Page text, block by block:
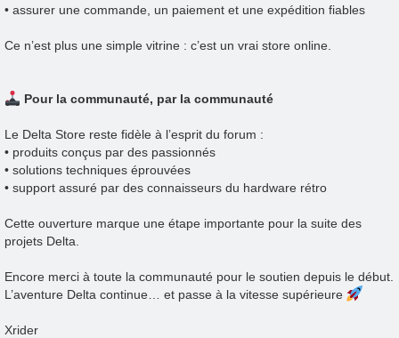
• assurer une commande, un paiement et une expédition fiables
Ce n’est plus une simple vitrine : c’est un vrai store online.
Pour la communauté, par la communauté
Le Delta Store reste fidèle à l’esprit du forum :
• produits conçus par des passionnés
• solutions techniques éprouvées
• support assuré par des connaisseurs du hardware rétro
Cette ouverture marque une étape importante pour la suite des
projets Delta.
Encore merci à toute la communauté pour le soutien depuis le début.
L’aventure Delta continue… et passe à la vitesse supérieure
Xrider